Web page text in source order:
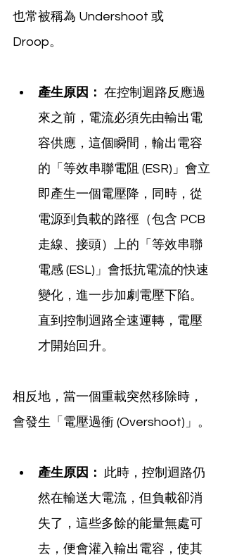
也常被稱為 Undershoot 或
Droop。
產生原因： 在控制迴路反應過
來之前，電流必須先由輸出電
容供應，這個瞬間，輸出電容
的「等效串聯電阻 (ESR)」會立
即產生一個電壓降，同時，從
電源到負載的路徑（包含 PCB
走線、接頭）上的「等效串聯
電感 (ESL)」會抵抗電流的快速
變化，進一步加劇電壓下陷。
直到控制迴路全速運轉，電壓
才開始回升。
相反地，當一個重載突然移除時，
會發生「電壓過衝 (Overshoot)」。
產生原因：
此時，控制迴路仍
然在輸送大電流，但負載卻消
失了，這些多餘的能量無處可
去，便會灌入輸出電容，使其